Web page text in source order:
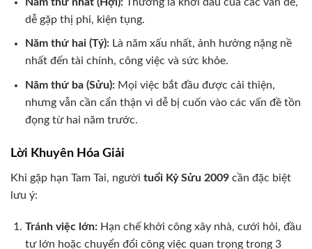
dễ gặp thị phi, kiện tụng.
Năm thứ hai (Tý):Là năm xấu nhất, ảnh hưởng nặng nề
nhất đến tài chính, công việc và sức khỏe.
Năm thứ ba (Sửu):Mọi việc bắt đầu được cải thiện,
nhưng vẫn cần cẩn thận vì dễ bị cuốn vào các vấn đề tồn
đọng từ hai năm trước.
Lời Khuyên Hóa Giải
Khi gặp hạn Tam Tai, người tuổi Kỷ Sửu 2009 cần đặc biệt
lưu ý:
Tránh việc lớn:Hạn chế khởi công xây nhà, cưới hỏi, đầu
tư lớn hoặc chuyển đổi công việc quan trọng trong 3